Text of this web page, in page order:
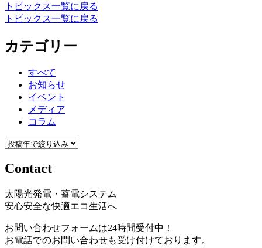
トピックス一覧に戻る
トピックス一覧に戻る
カテゴリー
すべて
お知らせ
イベント
メディア
コラム
Contact
太陽光発電・蓄電システム
安心安全な快適エコ生活へ
お問い合わせフォームは24時間受付中！
お電話でのお問い合わせも受け付けております。